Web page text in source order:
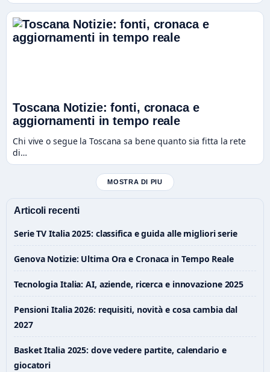
Toscana Notizie: fonti, cronaca e
aggiornamenti in tempo reale
Chi vive o segue la Toscana sa bene quanto sia fitta la rete
di…
MOSTRA DI PIU
Articoli recenti
Serie TV Italia 2025: classifica e guida alle migliori serie
Genova Notizie: Ultima Ora e Cronaca in Tempo Reale
Tecnologia Italia: AI, aziende, ricerca e innovazione 2025
Pensioni Italia 2026: requisiti, novità e cosa cambia dal
2027
Basket Italia 2025: dove vedere partite, calendario e
giocatori